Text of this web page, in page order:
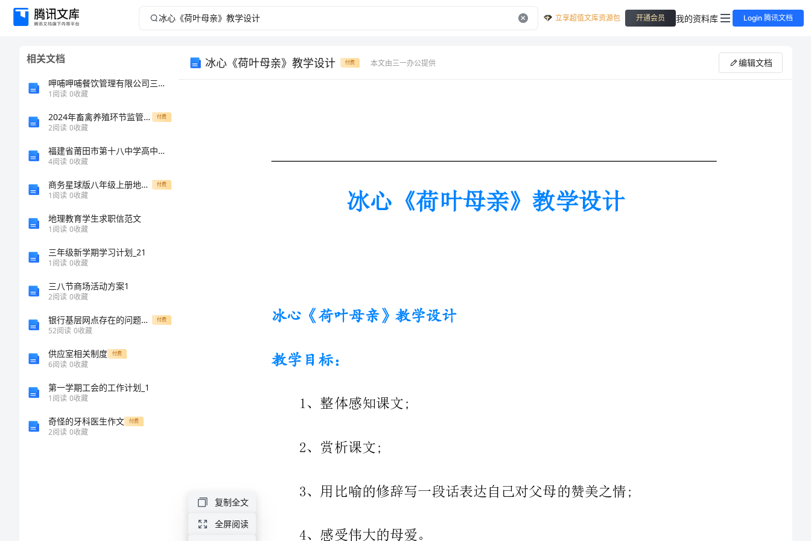
冰
《荷
亲》
《荷
亲》
立享超值文库资源包 开通会员 我的资料库 Login 腾讯文档
相关文档
呷哺呷哺餐饮管理有限公司三河燕郊步行街分店介绍企业发展分析报告
1阅读 0收藏
2024年畜禽养殖环节监管方案 付费
2阅读 0收藏
福建省莆田市第十八中学高中政治《生活与哲学》第十课《创新意识与社会进步》教案 新人教版必修4
4阅读 0收藏
商务星球版八年级上册地理导学案第四单元 第6课 交通运输方式的选择 付费
1阅读 0收藏
地理教育学生求职信范文
1阅读 0收藏
三年级新学期学习计划_21
1阅读 0收藏
三八节商场活动方案1
2阅读 0收藏
银行基层网点存在的问题和困难 浅谈农行基层网点目前运营管理薄弱环节和风险点以及防范措施 付费
52阅读 0收藏
供应室相关制度 付费
6阅读 0收藏
第一学期工会的工作计划_1
1阅读 0收藏
奇怪的牙科医生作文 付费
2阅读 0收藏
冰心《荷叶母亲》教学设计 付费 本文由三一办公提供 编辑文档
冰心《荷叶母亲》教学设计
1、整体感知课文;
2、赏析课文;
复制全文
全屏阅读